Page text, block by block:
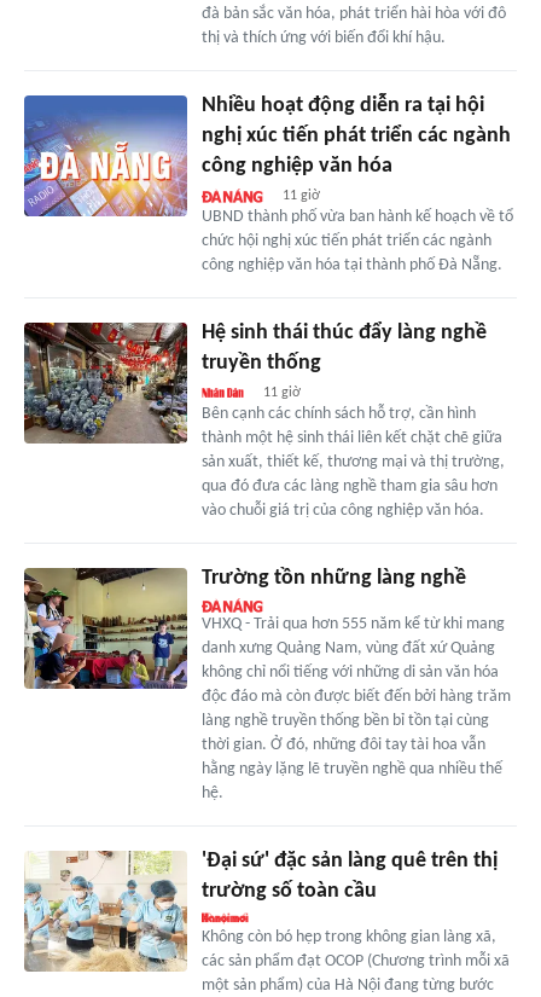
đà bản sắc văn hóa, phát triển hài hòa với đô
thị và thích ứng với biến đổi khí hậu.
Nhiều hoạt động diễn ra tại hội
nghị xúc tiến phát triển các ngành
công nghiệp văn hóa
11 giờ
UBND thành phố vừa ban hành kế hoạch về tổ
chức hội nghị xúc tiến phát triển các ngành
công nghiệp văn hóa tại thành phố Đà Nẵng.
Hệ sinh thái thúc đẩy làng nghề
truyền thống
11 giờ
Bên cạnh các chính sách hỗ trợ, cần hình
thành một hệ sinh thái liên kết chặt chẽ giữa
sản xuất, thiết kế, thương mại và thị trường,
qua đó đưa các làng nghề tham gia sâu hơn
vào chuỗi giá trị của công nghiệp văn hóa.
Trường tồn những làng nghề
VHXQ - Trải qua hơn 555 năm kể từ khi mang
danh xưng Quảng Nam, vùng đất xứ Quảng
không chỉ nổi tiếng với những di sản văn hóa
độc đáo mà còn được biết đến bởi hàng trăm
làng nghề truyền thống bền bỉ tồn tại cùng
thời gian. Ở đó, những đôi tay tài hoa vẫn
hằng ngày lặng lẽ truyền nghề qua nhiều thế
hệ.
'Đại sứ' đặc sản làng quê trên thị
trường số toàn cầu
Không còn bó hẹp trong không gian làng xã,
các sản phẩm đạt OCOP (Chương trình mỗi xã
một sản phẩm) của Hà Nội đang từng bước